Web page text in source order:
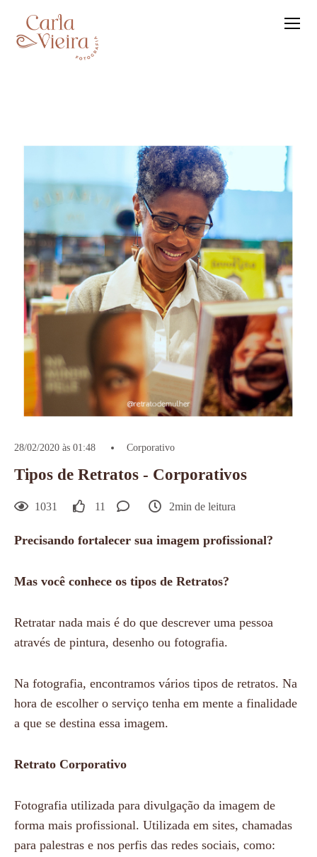
28/02/2020 às 01:48 Corporativo
Tipos de Retratos - Corporativos
1031 11 2min de leitura
Precisando fortalecer sua imagem profissional?
Mas você conhece os tipos de Retratos?
Retratar nada mais é do que descrever uma pessoa
através de pintura, desenho ou fotografia.
Na fotografia, encontramos vários tipos de retratos. Na
hora de escolher o serviço tenha em mente a finalidade
a que se destina essa imagem.
Retrato Corporativo
Fotografia utilizada para divulgação da imagem de
forma mais profissional. Utilizada em sites, chamadas
para palestras e nos perfis das redes sociais, como: